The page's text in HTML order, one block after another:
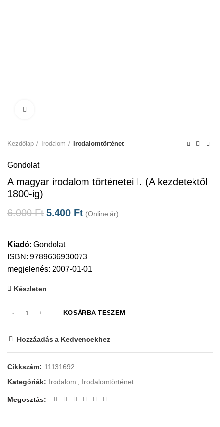
Kezdőlap Irodalom Irodalomtörténet
Gondolat
A magyar irodalom történetei I. (A kezdetektől
1800-ig)
6.000Ft 5.400 Ft (Online ár)
Kiadó: Gondolat
ISBN: 9789636930073
megjelenés: 2007-01-01
Készleten
KOSÁRBA TESZEM
Hozzáadás a Kedvencekhez
Cikkszám: 11131692
Kategóriák: Irodalom Irodalomtörténet
Megosztás